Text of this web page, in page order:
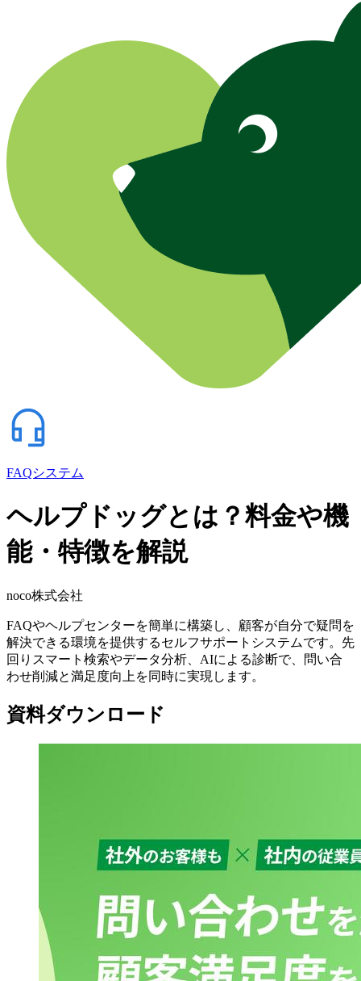
FAQシステム
ヘルプドッグとは？料金や機
能・特徴を解説
noco株式会社
FAQやヘルプセンターを簡単に構築し、顧客が自分で疑問を
解決できる環境を提供するセルフサポートシステムです。先
回りスマート検索やデータ分析、AIによる診断で、問い合
わせ削減と満足度向上を同時に実現します。
資料ダウンロード